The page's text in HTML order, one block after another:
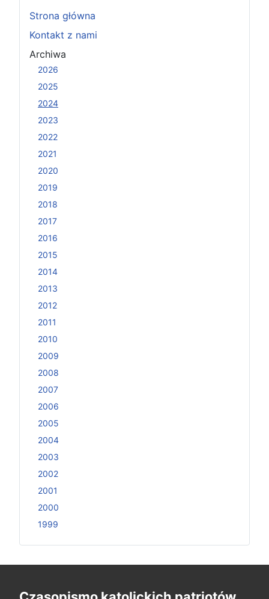
Strona główna
Kontakt z nami
Archiwa
2026
2025
2024
2023
2022
2021
2020
2019
2018
2017
2016
2015
2014
2013
2012
2011
2010
2009
2008
2007
2006
2005
2004
2003
2002
2001
2000
1999